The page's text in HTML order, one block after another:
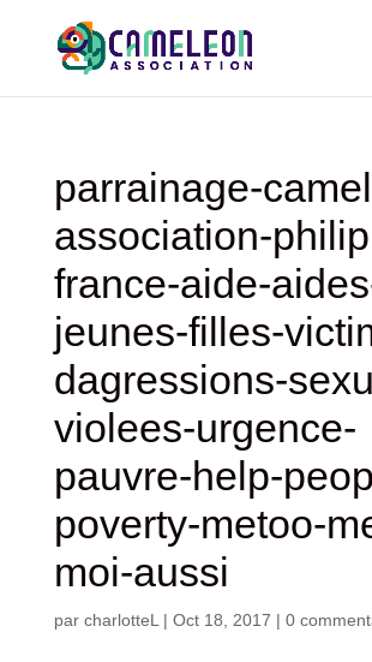
parrainage-
association-
france-aide-
jeunes-filles-
dagressions-
violees-urgence-
pauvre-help-
poverty-metoo-
moi-aussi
par charlotteL | Oct 18, 2017 | 0